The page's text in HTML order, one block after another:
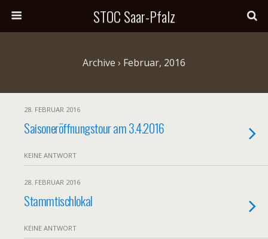
STOC Saar-Pfalz
Archive › Februar, 2016
28. FEBRUAR 2016
Saisoneröffnungstour am 3.4.2016
KEINE ANTWORT
28. FEBRUAR 2016
Stammtischlokal
KEINE ANTWORT